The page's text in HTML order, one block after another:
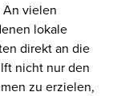
vielen
lokale
direkt an die
nicht nur den
zu erzielen,